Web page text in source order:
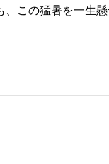
、この猛暑を一生